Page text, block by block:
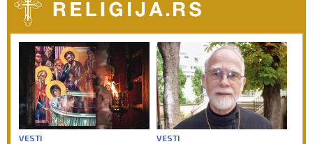
VESTI VESTI